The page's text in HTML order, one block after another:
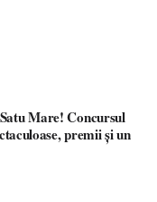
premii și un